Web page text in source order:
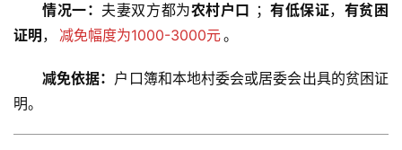
情况一： 夫妻双方都为农村户口 ； 有低保证， 有贫困
证明 ， 减免幅度为1000-3000元。
减免依据： 户口簿和本地村委会或居委会出具的贫困证
明。